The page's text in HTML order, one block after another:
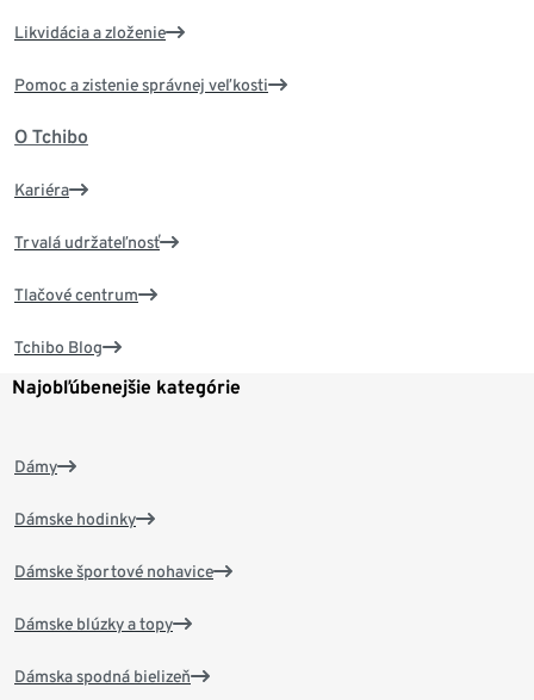
Likvidácia a zloženie
Pomoc a zistenie správnej veľkosti
O Tchibo
Kariéra
Trvalá udržateľnosť
Tlačové centrum
Tchibo Blog
Najobľúbenejšie kategórie
Dámy
Dámske hodinky
Dámske športové nohavice
Dámske blúzky a topy
Dámska spodná bielizeň